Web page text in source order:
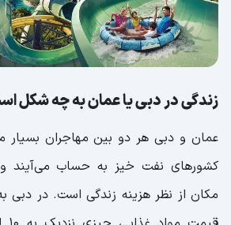
زندگی در دبی یا عمان به چه شکل
عمان و دبی هر دو بین مهاجران بسیار
کشورهای نفت خیز به حساب می‌آیند و
مکان از نظر هزینه‌ زندگی است. در دبی